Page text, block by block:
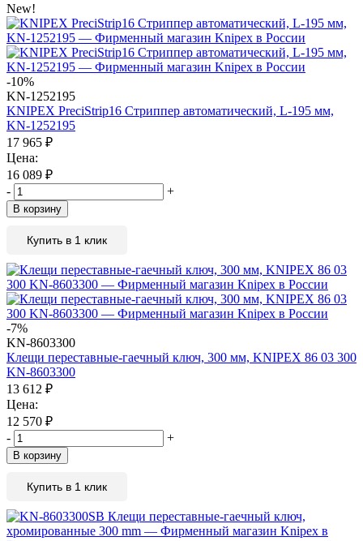
New!
-10%
KN-1252195
KNIPEX PreciStrip16 Стриппер автоматический, L-195 мм,
KN-1252195
17 965 ₽
Цена:
16 089 ₽
-
+
В корзину
Купить в 1 клик
-7%
KN-8603300
Клещи переставные-гаечный ключ, 300 мм, KNIPEX 86 03 300
KN-8603300
13 612 ₽
Цена:
12 570 ₽
-
+
В корзину
Купить в 1 клик